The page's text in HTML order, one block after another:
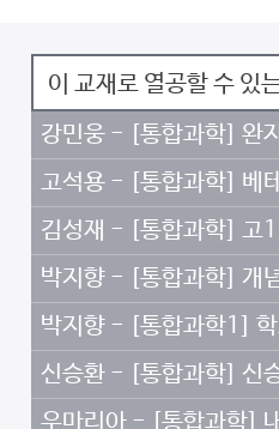
이 교재로 열공할 수 있
강민웅 - [통합과학] 완
고석용 - [통합과학] 베
김성재 - [통합과학] 고
박지향 - [통합과학] 개
박지향 - [통합과학1] 학
신승환 - [통합과학] 신
우마리아 - [통합과학]